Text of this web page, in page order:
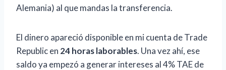
Alemania) al que mandas la transferencia.
El dinero apareció disponible en mi cuenta de Trade
Republic en 24 horas laborables. Una vez ahí, ese
saldo ya empezó a generar intereses al 4% TAE de